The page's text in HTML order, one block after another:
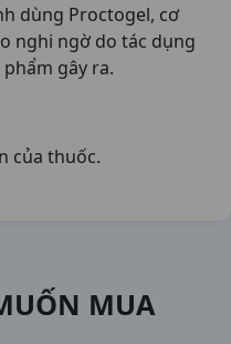
dùng Proctogel, cơ
nghi ngờ do tác dụng
gây ra.
của thuốc.
MUA